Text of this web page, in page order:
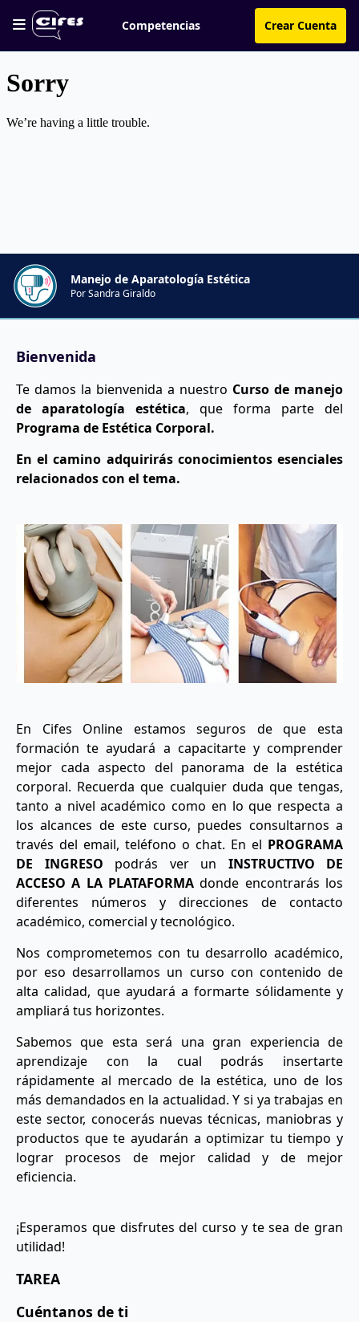
Competencias Crear Cuenta
Manejo de Aparatología Estética
Por Sandra Giraldo
Bienvenida
Te damos la bienvenida a nuestro Curso de manejo
de aparatología estética, que forma parte del
Programa de Estética Corporal.
En el camino adquirirás conocimientos esenciales
relacionados con el tema.
En Cifes Online estamos seguros de que esta
formación te ayudará a capacitarte y comprender
mejor cada aspecto del panorama de la estética
corporal. Recuerda que cualquier duda que tengas,
tanto a nivel académico como en lo que respecta a
los alcances de este curso, puedes consultarnos a
través del email, teléfono o chat. En el PROGRAMA
DE INGRESO podrás ver un INSTRUCTIVO DE
ACCESO A LA PLATAFORMA donde encontrarás los
diferentes números y direcciones de contacto
académico, comercial y tecnológico.
Nos comprometemos con tu desarrollo académico,
por eso desarrollamos un curso con contenido de
alta calidad, que ayudará a formarte sólidamente y
ampliará tus horizontes.
Sabemos que esta será una gran experiencia de
aprendizaje con la cual podrás insertarte
rápidamente al mercado de la estética, uno de los
más demandados en la actualidad. Y si ya trabajas en
este sector, conocerás nuevas técnicas, maniobras y
productos que te ayudarán a optimizar tu tiempo y
lograr procesos de mejor calidad y de mejor
eficiencia.
¡Esperamos que disfrutes del curso y te sea de gran
utilidad!
TAREA
Cuéntanos de ti